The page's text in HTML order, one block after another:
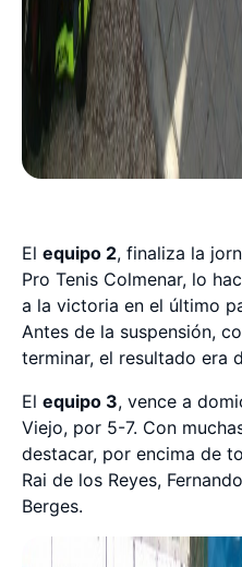
El equipo 2, finaliza la
Pro Tenis Colmenar, lo
a la victoria en el último
Antes de la suspensión,
terminar, el resultado era
El equipo 3, vence a
Viejo, por 5-7. Con
destacar, por encima de
Rai de los Reyes,
Berges.